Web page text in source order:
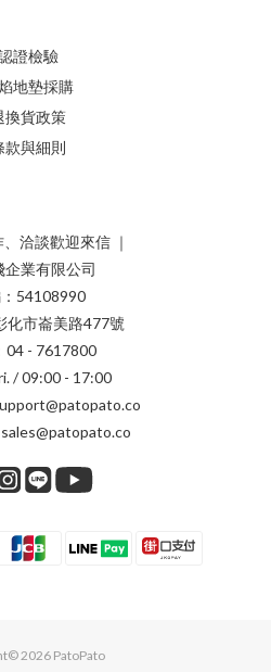
證檢驗
地墊採購
換貨政策
款與細則
、洽談歡迎來信 ｜
企業有限公司
54108990
化市崙美路477號
04 - 7617800
/ 09:00 - 17:00
2026 PatoPato